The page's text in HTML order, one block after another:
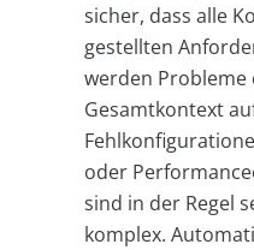
sicher, dass alle
gestellten
werden
Gesamtkontext
oder
sind in der Regel
komplex.